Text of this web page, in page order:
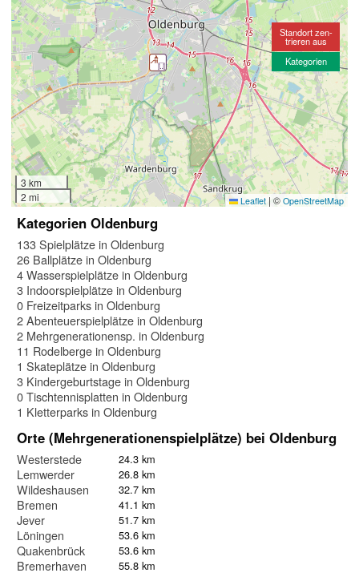
3 km
2 mi
Leaflet | © OpenStreetMap
Standort zen-
trieren aus
Kategorien
Kategorien Oldenburg
133 Spielplätze in Oldenburg
26 Ballplätze in Oldenburg
4 Wasserspielplätze in Oldenburg
3 Indoorspielplätze in Oldenburg
0 Freizeitparks in Oldenburg
2 Abenteuerspielplätze in Oldenburg
2 Mehrgenerationensp. in Oldenburg
11 Rodelberge in Oldenburg
1 Skateplätze in Oldenburg
3 Kindergeburtstage in Oldenburg
0 Tischtennisplatten in Oldenburg
1 Kletterparks in Oldenburg
Orte (Mehrgenerationenspielplätze) bei Oldenburg
Westerstede 24.3 km
Lemwerder 26.8 km
Wildeshausen 32.7 km
Bremen 41.1 km
Jever 51.7 km
Löningen 53.6 km
Quakenbrück 53.6 km
Bremerhaven 55.8 km